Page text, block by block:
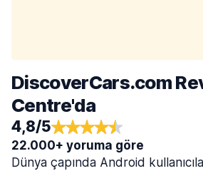
DiscoverCars.com
Centre'da
4,8/5
22.000+ yoruma göre
Dünya çapında Android